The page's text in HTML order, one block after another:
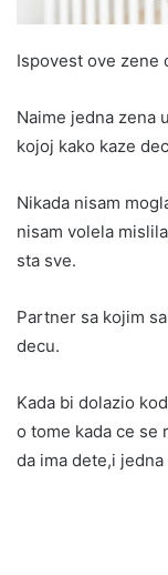
Ispovest ove zene
Naime jedna zena
kojoj kako kaze
Nikada nisam
nisam volela
sta sve.
Partner sa kojim
decu.
Kada bi dolazio
o tome kada ce se
da ima dete,i